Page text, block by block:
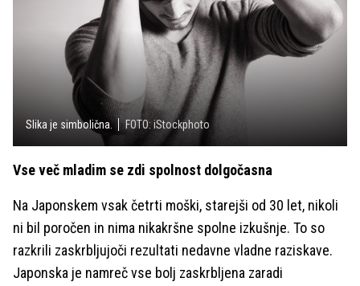
Slika je simbolična. FOTO: iStockphoto
Vse več mladim se zdi spolnost dolgočasna
Na Japonskem vsak četrti moški, starejši od 30 let, nikoli
ni bil poročen in nima nikakršne spolne izkušnje. To so
razkrili zaskrbljujoči rezultati nedavne vladne raziskave.
Japonska je namreč vse bolj zaskrbljena zaradi